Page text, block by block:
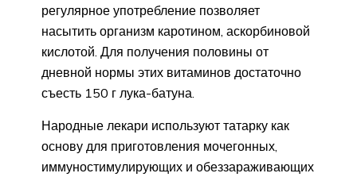
регулярное употребление позволяет
насытить организм каротином, аскорбиновой
кислотой. Для получения половины от
дневной нормы этих витаминов достаточно
съесть 150 г лука-батуна.
Народные лекари используют татарку как
основу для приготовления мочегонных,
иммуностимулирующих и обеззараживающих